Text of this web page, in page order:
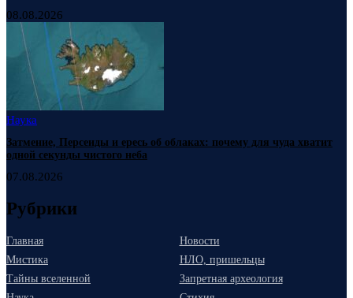
08.08.2026
Наука
Затмение, Персеиды и ересь об облаках: почему для чуда хватит
одной секунды чистого неба
07.08.2026
Рубрики
Главная
Новости
Мистика
НЛО, пришельцы
Тайны вселенной
Запретная археология